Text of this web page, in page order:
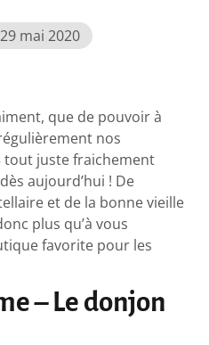
mai 2020
que de pouvoir à
nos
tout juste fraichement
aujourd’hui ! De
et de la bonne vieille
plus qu’à vous
favorite pour les
– Le donjon